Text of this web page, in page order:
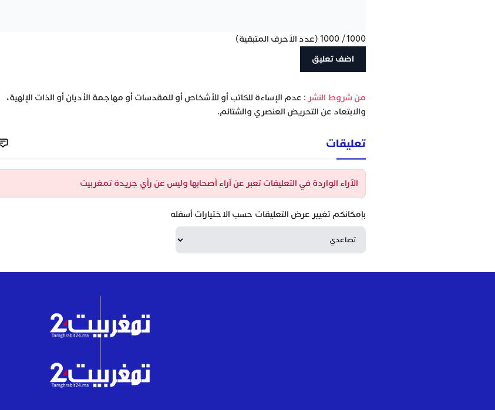
1000
/
1000 (عدد الأحرف المتبقية)
‫من شروط النشر : عدم الإساءة للكاتب أو للأشخاص أو للمقدسات أو مهاجمة الأديان أو الذات الإلهية،
والابتعاد عن التحريض العنصري والشتائم.
تعليقات
الآراء الواردة في التعليقات تعبر عن آراء أصحابها وليس عن رأي جريدة تمغربيت
بإمكانكم تغيير عرض التعليقات حسب الاختيارات أسفله